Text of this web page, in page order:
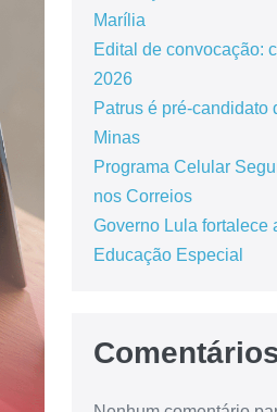
Marília
Edital de convocação:
2026
Patrus é pré-candidato
Minas
Programa Celular
nos Correios
Governo Lula fortalece
Educação Especial